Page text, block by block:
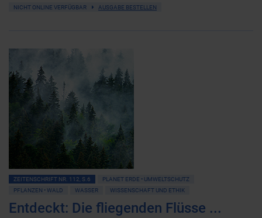
NICHT ONLINE VERFÜGBAR AUSGABE BESTELLEN
ZEITENSCHRIFT NR. 112, S.6
PLANET ERDE • UMWELTSCHUTZ
PFLANZEN • WALD
WASSER WISSENSCHAFT UND ETHIK
Entdeckt: Die fliegenden Flüsse ...